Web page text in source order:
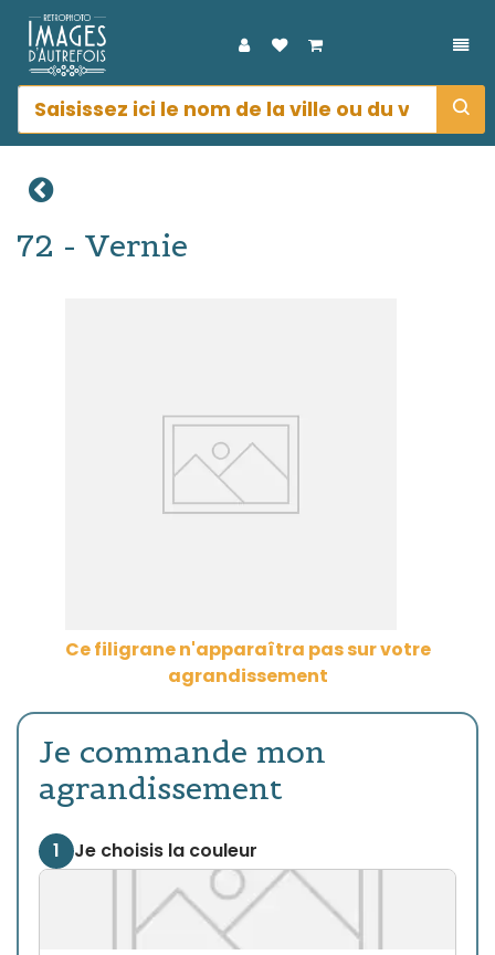
72 - Vernie
Ce filigrane n'apparaîtra pas sur votre
agrandissement
Je commande mon
agrandissement
1 Je choisis la couleur